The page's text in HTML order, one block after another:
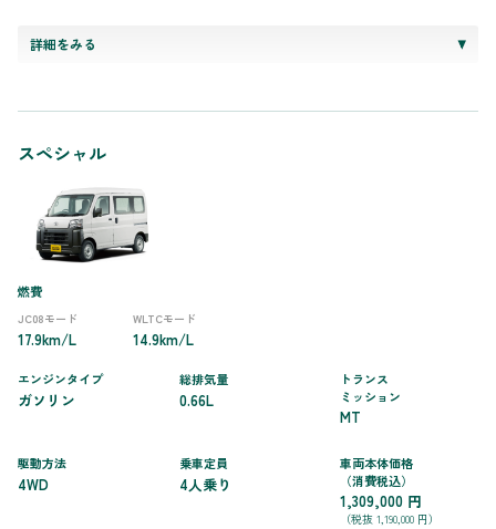
詳細をみる
スペシャル
燃費
JC08モード
17.9km/L
WLTCモード
14.9km/L
エンジンタイプ
ガソリン
総排気量
0.66L
トランス
ミッション
MT
駆動方法
4WD
乗車定員
4人乗り
車両本体価格
（消費税込）
1,309,000 円
（税抜 1,190,000 円）